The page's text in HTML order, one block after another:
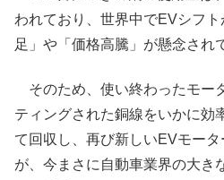
われており、世界中でEVシフ
足」や「価格高騰」が懸念され
そのため、使い終わったモー
ティングされた銅線をいかに効
て回収し、再び新しいEVモー
が、今まさに自動車業界の大き